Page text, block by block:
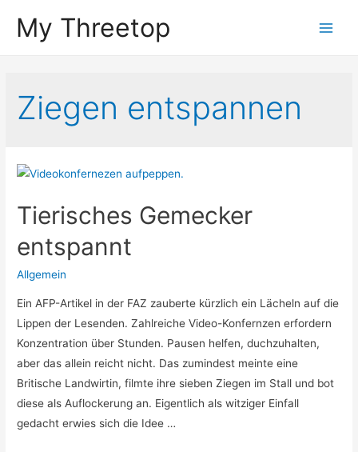
My Threetop
Ziegen entspannen
Tierisches Gemecker
entspannt
Allgemein
Ein AFP-Artikel in der FAZ zauberte kürzlich ein Lächeln auf die
Lippen der Lesenden. Zahlreiche Video-Konfernzen erfordern
Konzentration über Stunden. Pausen helfen, duchzuhalten,
aber das allein reicht nicht. Das zumindest meinte eine
Britische Landwirtin, filmte ihre sieben Ziegen im Stall und bot
diese als Auflockerung an. Eigentlich als witziger Einfall
gedacht erwies sich die Idee …